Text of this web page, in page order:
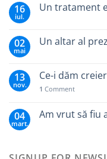
16
iul.
Un tratament
02
mai
Un altar al
13
nov.
Ce-i dăm
1 Comment
04
mart.
Am vrut să fiu